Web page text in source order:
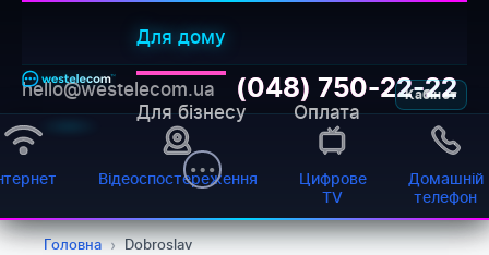
Для дому
Для бізнесу Оплата
Кабінет
hello@westelecom.ua (048) 750-22-22
Відеоспостереження
Цифрове
TV
Домашній
телефон
Головна › Dobroslav